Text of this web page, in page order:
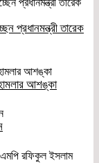
প্রধানমন্ত্রী তারেক
আশঙ্কা